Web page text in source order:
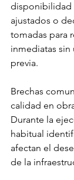
disponibilidad
ajustados o
tomadas para
inmediatas sin
previa.
Brechas
calidad en
Durante la
habitual
afectan el
de la